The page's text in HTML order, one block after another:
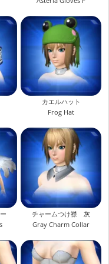
カエルハット
Frog Hat
チャームつけ襟 灰
Gray Charm Collar